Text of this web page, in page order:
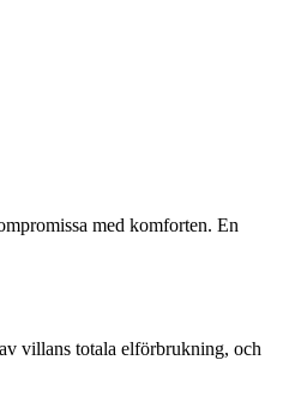
med komforten. En
villans totala elförbrukning, och